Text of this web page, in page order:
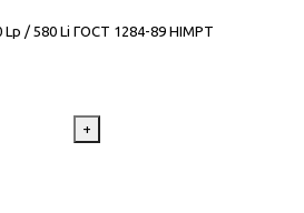
/ 580 Li ГОСТ 1284-89 HIMPT
+